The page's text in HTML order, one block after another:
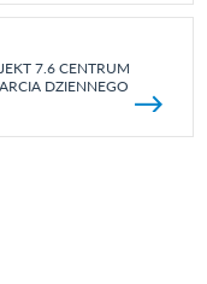
7.6 CENTRUM
DZIENNEGO